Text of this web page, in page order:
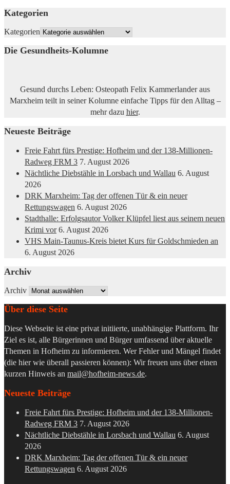
Kategorien
Kategorien
Die Gesundheits-Kolumne
Gesund durchs Leben: Osteopath Felix Kammerlander aus
Marxheim teilt in seiner Kolumne einfache Tipps für den Alltag –
mehr dazu hier.
Neueste Beiträge
Freie Fahrt fürs Prestige: Hofheim und der 138-Millionen-
Radweg FRM 3 7. August 2026
Nächtliche Diebstähle in Lorsbach und Wallau 6. August
2026
DRK Marxheim: Tag der offenen Tür & ein neuer
Rettungswagen 6. August 2026
Stadthalle: Erfolgsautor Volker Klüpfel liest aus seinem neuen
Krimi vor 6. August 2026
VHS Main-Taunus-Kreis bietet Kurs für Goldschmieden an
6. August 2026
Archiv
Archiv
Über diese Seite
Diese Webseite ist eine privat initiierte, unabhängige Plattform. Ihr
Ziel es ist, alle Bürgerinnen und Bürger umfassend über aktuelle
Themen in Hofheim zu informieren. Wer Fehler und Mängel findet
(die hier wie überall passieren können): Wir freuen uns über einen
kurzen Hinweis an mail@hofheim-news.de.
Neueste Beiträge
Freie Fahrt fürs Prestige: Hofheim und der 138-Millionen-
Radweg FRM 3 7. August 2026
Nächtliche Diebstähle in Lorsbach und Wallau 6. August
2026
DRK Marxheim: Tag der offenen Tür & ein neuer
Rettungswagen 6. August 2026